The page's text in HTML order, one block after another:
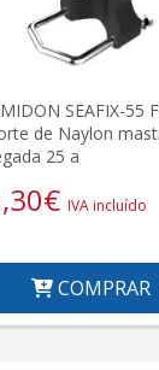
SEAFIX-55
de Naylon
25 a
€ IVA incluído
COMPRAR